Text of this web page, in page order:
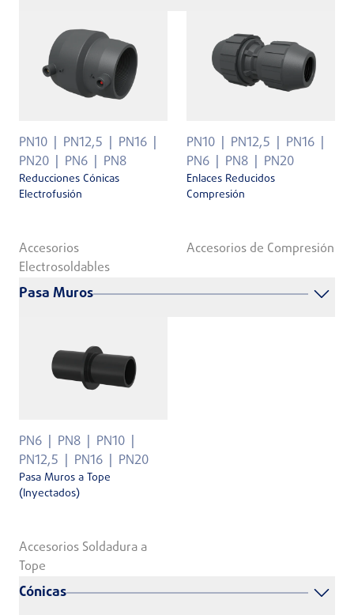
PN10 PN12,5
PN16
PN20
PN6 PN8
Reducciones Cónicas
Electrofusión
Accesorios
Electrosoldables
PN10 PN12,5
PN16
PN6
PN8 PN20
Enlaces Reducidos
Compresión
Accesorios de Compresión
Pasa Muros
PN6 PN8
PN10
PN12,5
PN16 PN20
Pasa Muros a Tope
(Inyectados)
Accesorios Soldadura a
Tope
Cónicas